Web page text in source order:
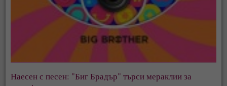
Наесен с песен: "Биг Брадър" търси мераклии за